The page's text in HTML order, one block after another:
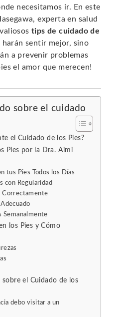
necesitamos ir. En este
experta en salud
tips de cuidado de
sentir mejor, sino
a prevenir problemas
el amor que merecen!
sobre el cuidado
el Cuidado de los Pies?
Pies por la Dra. Aimi
tus Pies Todos los Días
con Regularidad
Correctamente
Semanalmente
los Pies y Cómo
sobre el Cuidado de los
debo visitar a un